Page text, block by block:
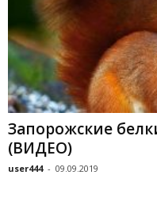
Запорожские
(ВИДЕО)
user444 - 09.09.2019